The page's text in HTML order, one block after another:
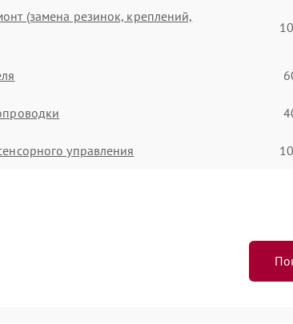
(замена резинок, креплений,
управления